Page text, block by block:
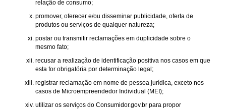
relação de consumo;
promover, oferecer e/ou disseminar publicidade, oferta de
produtos ou serviços de qualquer natureza;
postar ou transmitir reclamações em duplicidade sobre o
mesmo fato;
recusar a realização de identificação positiva nos casos em que
esta for obrigatória por determinação legal;
registrar reclamação em nome de pessoa jurídica, exceto nos
casos de Microempreendedor Individual (MEI);
utilizar os serviços do Consumidor.gov.br para propor